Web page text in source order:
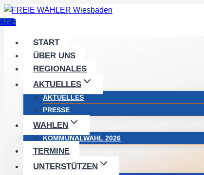
Zum
Inhalt
START
ÜBER UNS
REGIONALES
AKTUELLES
AKTUELLES
PRESSE
WAHLEN
KOMMUNALWAHL 2026
TERMINE
UNTERSTÜTZEN